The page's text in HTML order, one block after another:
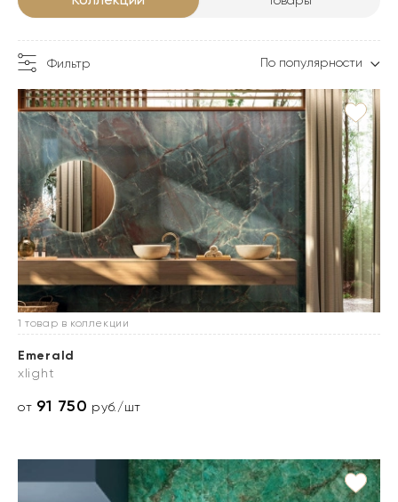
Фильтр По популярности
1 товар в коллекции
Emerald
xlight
от 91 750 руб./шт